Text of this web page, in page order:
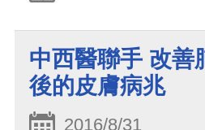
中西醫聯手 改善
後的皮膚病兆
2016/8/31